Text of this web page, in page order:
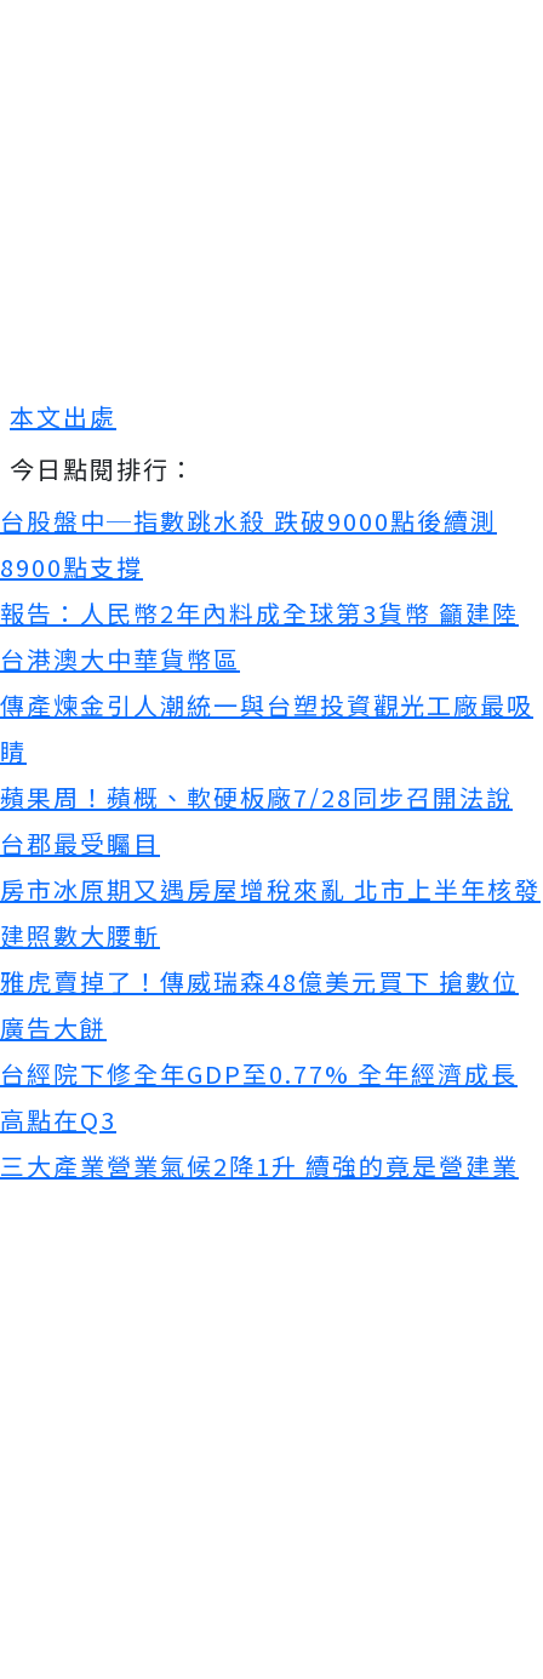
本文出處
今日點閱排行：
台股盤中─指數跳水殺 跌破9000點後續測
8900點支撐
報告：人民幣2年內料成全球第3貨幣 籲建陸
台港澳大中華貨幣區
傳產煉金引人潮統一與台塑投資觀光工廠最吸
睛
蘋果周！蘋概、軟硬板廠7/28同步召開法說
台郡最受矚目
房市冰原期又遇房屋增稅來亂 北市上半年核發
建照數大腰斬
雅虎賣掉了！傳威瑞森48億美元買下 搶數位
廣告大餅
台經院下修全年GDP至0.77% 全年經濟成長
高點在Q3
三大產業營業氣候2降1升 續強的竟是營建業